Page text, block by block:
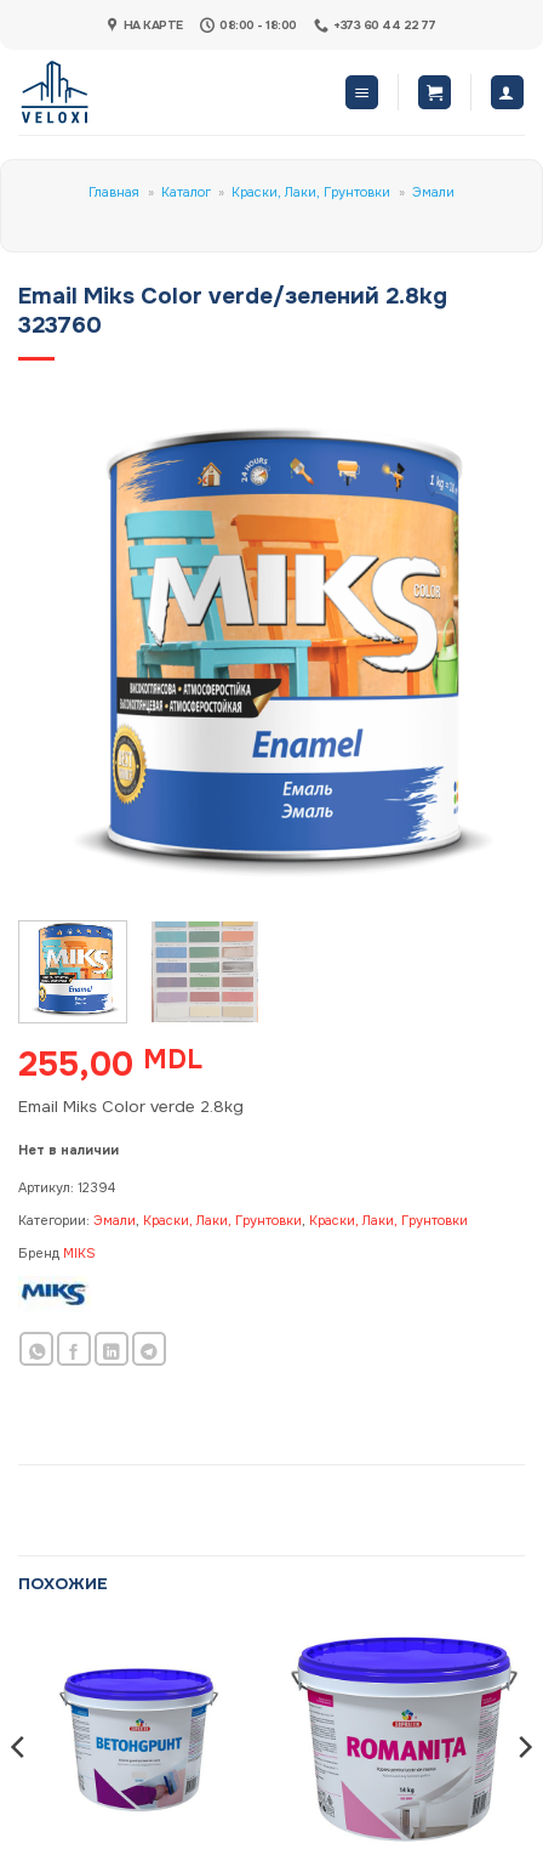
content
НА КАРТЕ 08:00 - 18:00 +373 60 44 22 77
Главная » Каталог » Краски, Лаки, Грунтовки » Эмали
Email Miks Color verde/зелений 2.8kg
323760
255,00 MDL
Email Miks Color verde 2.8kg
Нет в наличии
Артикул: 12394
Категории: Эмали, Краски, Лаки, Грунтовки, Краски, Лаки, Грунтовки
Бренд MIKS
ПОХОЖИЕ